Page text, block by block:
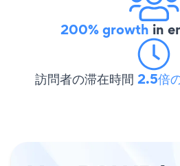
200% growth in
訪問者の滞在時間 2.5倍